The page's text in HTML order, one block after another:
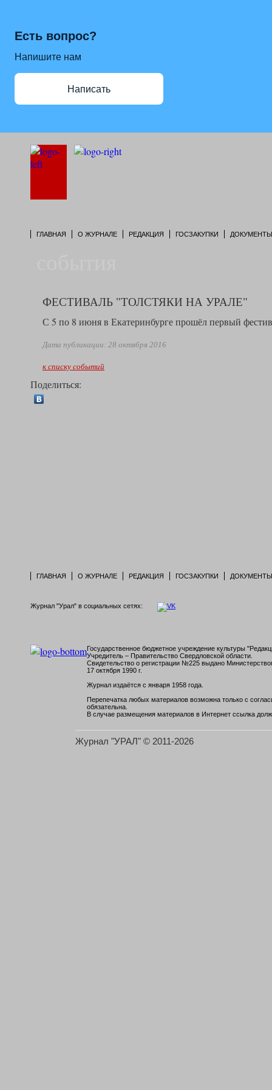
Есть вопрос?
Напишите нам
Написать
ГЛАВНАЯ О ЖУРНАЛЕ РЕДАКЦИЯ ГОСЗАКУПКИ ДОКУМЕНТЫ
ФЕСТИВАЛЬ "ТОЛСТЯКИ НА УРАЛЕ"
С 5 по 8 июня в Екатеринбурге прошёл первый
Дата публикации: 28 октября 2016
к списку событий
Поделиться:
ГЛАВНАЯ О ЖУРНАЛЕ РЕДАКЦИЯ ГОСЗАКУПКИ ДОКУМЕНТЫ
Журнал "Урал" в социальных сетях:
Государственное бюджетное учреждение культуры
Учредитель – Правительство Свердловской области.
Свидетельство о регистрации №225 выдано
17 октября 1990 г.
Журнал издаётся с января 1958 года.
Перепечатка любых материалов возможна только с
обязательна.
В случае размещения материалов в Интернет ссылка
Журнал "УРАЛ" © 2011-2026